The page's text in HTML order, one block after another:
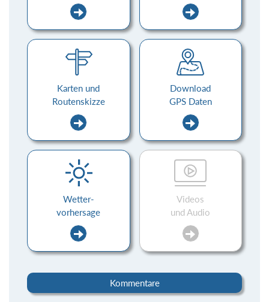
Karten und
Routenskizze
Download
GPS Daten
Wetter-
vorhersage
Videos
und Audio
Kommentare